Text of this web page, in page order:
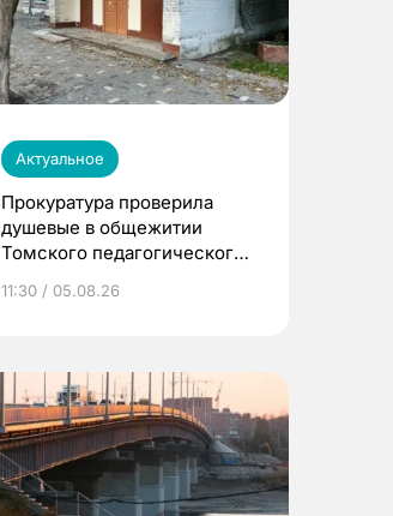
Актуальное
Прокуратура проверила
душевые в общежитии
Томского педагогического
11:30 / 05.08.26